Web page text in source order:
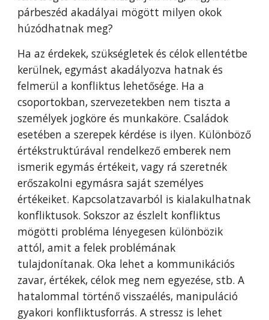
párbeszéd akadályai mögött milyen okok
húzódhatnak meg?
Ha az érdekek, szükségletek és célok ellentétbe
kerülnek, egymást akadályozva hatnak és
felmerül a konfliktus lehetősége. Ha a
csoportokban, szervezetekben nem tiszta a
személyek jogköre és munkaköre. Családok
esetében a szerepek kérdése is ilyen. Különböző
értékstruktúrával rendelkező emberek nem
ismerik egymás értékeit, vagy rá szeretnék
erőszakolni egymásra saját személyes
értékeiket. Kapcsolatzavarból is kialakulhatnak
konfliktusok. Sokszor az észlelt konfliktus
mögötti probléma lényegesen különbözik
attól, amit a felek problémának
tulajdonítanak. Oka lehet a kommunikációs
zavar, értékek, célok meg nem egyezése, stb. A
hatalommal történő visszaélés, manipuláció
gyakori konfliktusforrás. A stressz is lehet